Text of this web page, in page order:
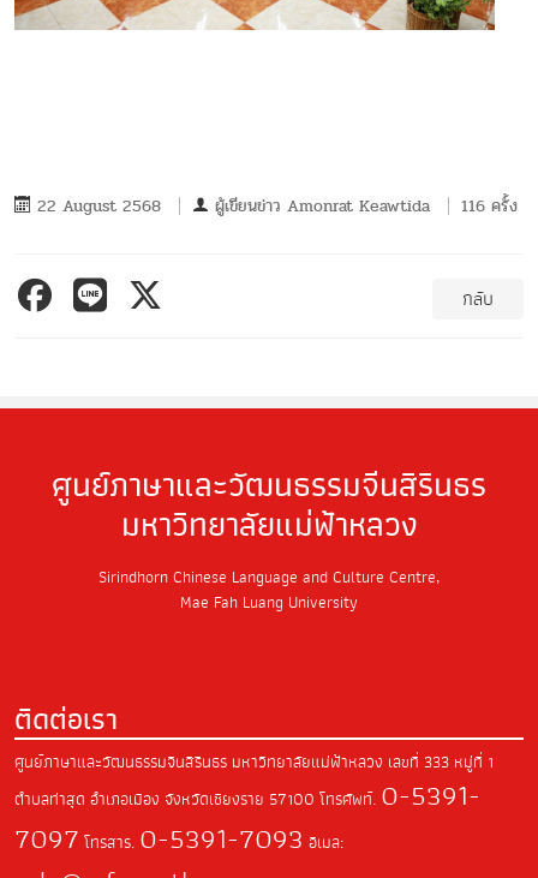
22 August 2568 ผู้เขียนข่าว Amonrat Keawtida 116 ครั้ง
กลับ
ศูนย์ภาษาและวัฒนธรรมจีนสิรินธร
มหาวิทยาลัยแม่ฟ้าหลวง
Sirindhorn Chinese Language and Culture Centre,
Mae Fah Luang University
ติดต่อเรา
ศูนย์ภาษาและวัฒนธรรมจีนสิรินธร มหาวิทยาลัยแม่ฟ้าหลวง เลขที่ 333 หมู่ที่ 1
ตำบลท่าสุด อำเภอเมือง จังหวัดเชียงราย 57100 โทรศัพท์. 0-5391-
7097 โทรสาร. 0-5391-7093 อีเมล: